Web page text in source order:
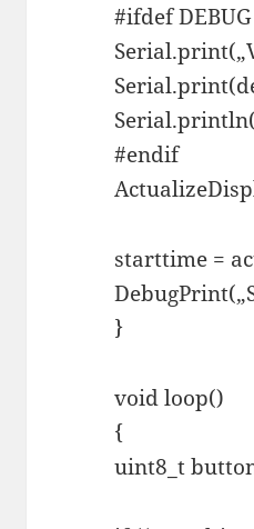
#ifdef DEBUG
#endif
starttime =
}
void loop()
{
uint8_t